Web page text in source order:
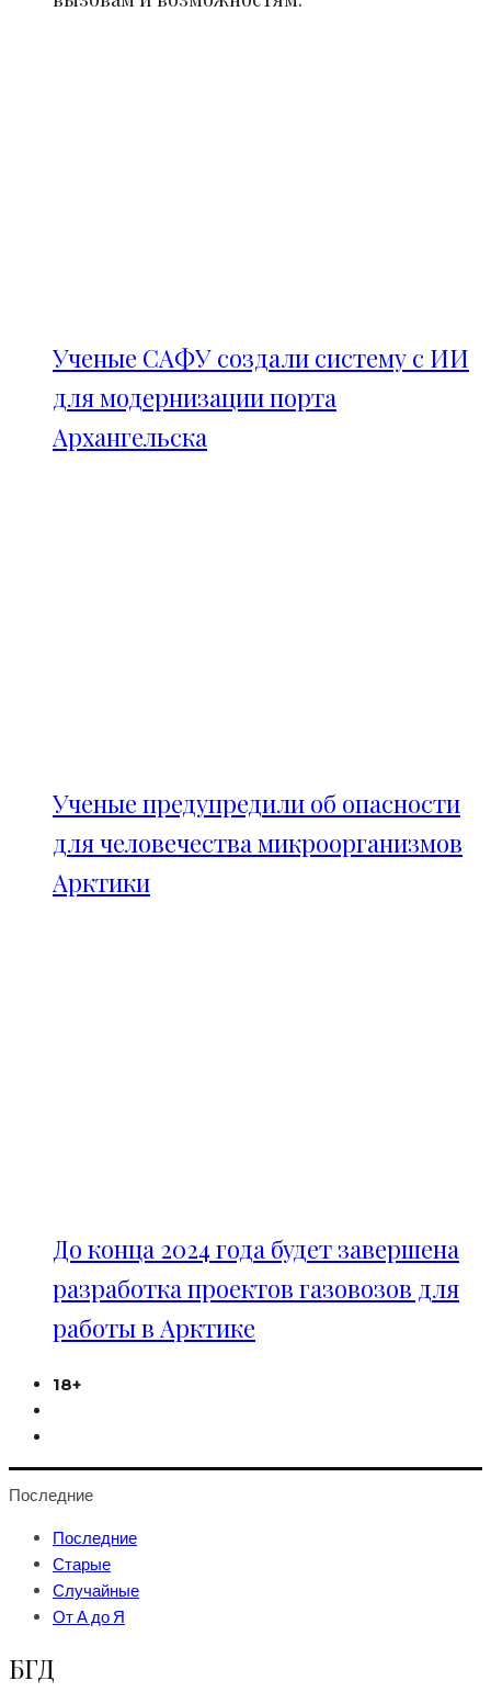
Ученые САФУ создали систему с ИИ
для модернизации порта
Архангельска
Ученые предупредили об опасности
для человечества микроорганизмов
Арктики
До конца 2024 года будет завершена
разработка проектов газовозов для
работы в Арктике
18+
Последние
Последние
Старые
Случайные
От А до Я
БГД